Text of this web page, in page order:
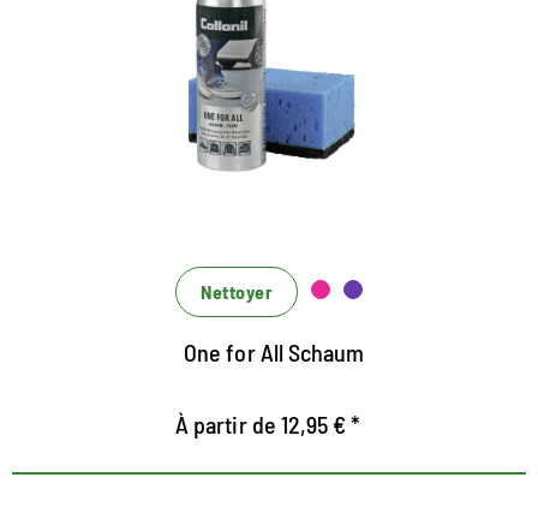
soirée supplémentaire
Nettoyage rapide, soin fiable et protection efficace
en même temps
Convient à tous les matériaux
Nettoyer
One for All Schaum
À partir de 12,95 € *